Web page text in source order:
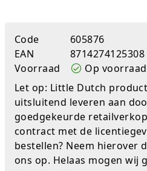
Code
605876
EAN
8714274125308
Voorraad
Op voorraad
Let op: Little Dutch
uitsluitend leveren aan
goedgekeurde
contract met de
bestellen? Neem hierover
ons op. Helaas mogen wij
SO Kawaii
Spaarpotten
Speelfiguren en sets
Spidey
Stitch